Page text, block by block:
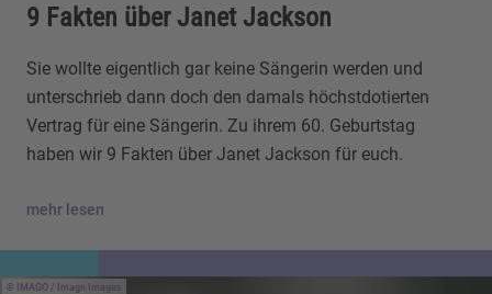
9 Fakten über Janet Jackson
Sie wollte eigentlich gar keine Sängerin werden und
unterschrieb dann doch den damals höchstdotierten
Vertrag für eine Sängerin. Zu ihrem 60. Geburtstag
haben wir 9 Fakten über Janet Jackson für euch.
mehr lesen
IMAGO / Imagn Images